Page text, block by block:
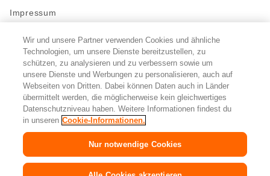
Impressum
Bleibe mit uns in Kontakt
Facebook
https://twitter.com/migros
https://www.youtube.com/user/
PinterestInstagram
Cookie-Einstellungen
FR IT
Wir und unsere Partner verwenden Cookies und ähnliche
Technologien, um unsere Dienste bereitzustellen, zu
schützen, zu analysieren und zu verbessern sowie um
unsere Dienste und Werbungen zu personalisieren, auch auf
Webseiten von Dritten. Dabei können Daten auch in Länder
übermittelt werden, die möglicherweise kein gleichwertiges
Datenschutzniveau haben. Weitere Informationen findest du
in unseren Cookie-Informationen.
Nur notwendige Cookies